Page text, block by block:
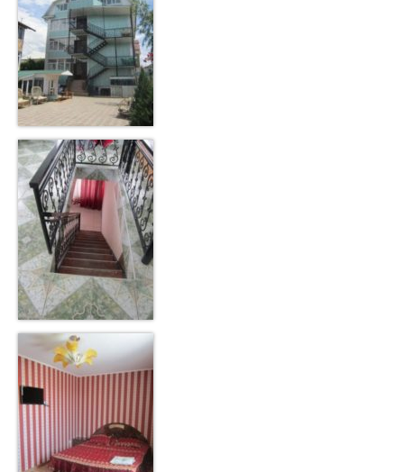
Экскурсии по Чолпон-Ате на Иссык-Куле
Экскурсия ущелье Джеты-Огуз (Семь
быков)
Экскурсия 2 в 1 — ущелье Чон-Ак-Суу +
термально-минеральн. источник
Запись на туры по Иссык-Кулю на июнь
2024 год. Сегодня…
Услуги
АВИА билеты в Чолпон-Ате — по всем
направлениям
«Недвижимости на Иссык-Куле»
Курьерская служба и Кейтеринг на
Иссык-Куле
Охота и рыбалка на Иссык-Куле
Служба такси ТAXI «КӨЛ» 177 — вызов